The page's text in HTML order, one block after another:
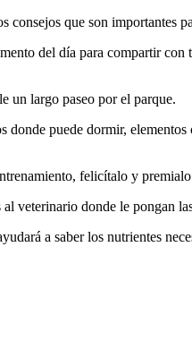
que son importantes
del día para compartir
un largo paseo por el parque.
puede dormir,
felicítalo y
veterinario donde le pongan
a saber los nutrientes